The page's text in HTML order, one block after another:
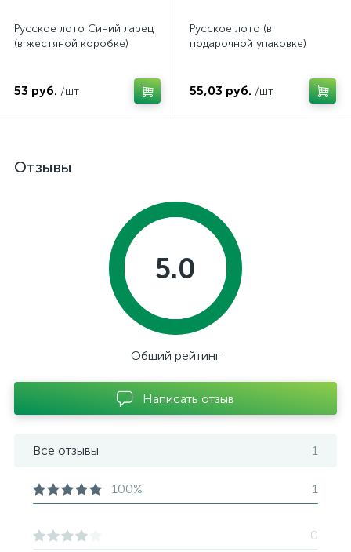
Русское лото Синий ларец
(в жестяной коробке)
53 руб. /шт
Русское лото (в
подарочной упаковке)
55,03 руб. /шт
Отзывы
5.0
Общий рейтинг
Написать отзыв
Все отзывы 1
100% 1
0